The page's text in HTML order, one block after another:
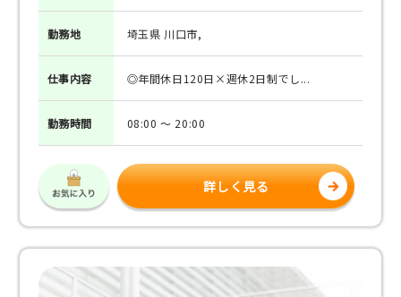
勤務地 埼玉県 川口市,
仕事内容 ◎年間休日120日×週休2日制でし...
勤務時間 08:00 ～ 20:00
詳しく見る